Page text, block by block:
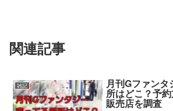
関連記事
雑記 月刊Gファン
所はどこ？予
販売店を調査